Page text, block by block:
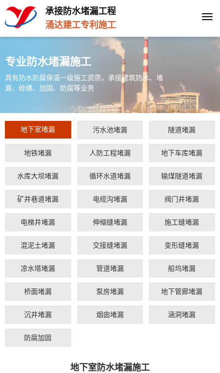
承接防水堵漏工程
涌达建工专利施工
专业防水堵漏施工
具有防水防腐保温一级施工资质，承接建筑防水、堵
漏、修缮、加固、防腐等业务
地下室堵漏 污水池堵漏 隧道堵漏
地铁堵漏 人防工程堵漏 地下车库堵漏
水库大坝堵漏 循环水道堵漏 输煤隧道堵漏
矿井巷道堵漏 电缆沟堵漏 阀门井堵漏
电梯井堵漏 伸缩缝堵漏 施工缝堵漏
混泥土堵漏 交接缝堵漏 变形缝堵漏
凉水塔堵漏 管道堵漏 船坞堵漏
桥面堵漏 泵房堵漏 地下管廊堵漏
沉井堵漏 烟囱堵漏 涵洞堵漏
防腐加固
地下室防水堵漏施工